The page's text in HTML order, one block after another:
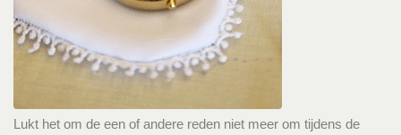
Lukt het om de een of andere reden niet meer om tijdens de